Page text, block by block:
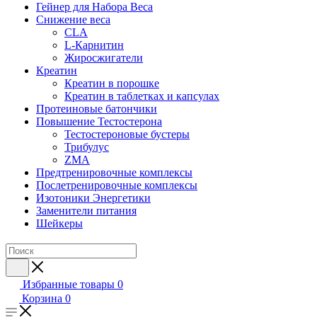
Гейнер для Набора Веса
Снижение веса
CLA
L-Карнитин
Жиросжигатели
Креатин
Креатин в порошке
Креатин в таблетках и капсулах
Протеиновые батончики
Повышение Тестостерона
Тестостероновые бустеры
Трибулус
ZMA
Предтренировочные комплексы
Послетренировочные комплексы
Изотоники Энергетики
Заменители питания
Шейкеры
Избранные товары 0
Корзина 0